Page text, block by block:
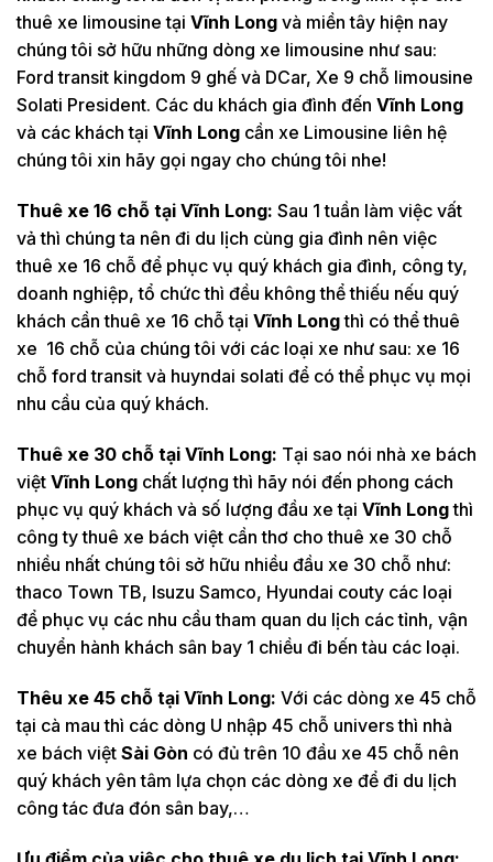
thuê xe limousine tại Vĩnh Long và miền tây hiện nay
chúng tôi sở hữu những dòng xe limousine như sau:
Ford transit kingdom 9 ghế và DCar, Xe 9 chỗ limousine
Solati President. Các du khách gia đình đến Vĩnh Long
và các khách tại Vĩnh Long cần xe Limousine liên hệ
chúng tôi xin hãy gọi ngay cho chúng tôi nhe!
Thuê xe 16 chỗ tại Vĩnh Long: Sau 1 tuần làm việc vất
vả thì chúng ta nên đi du lịch cùng gia đình nên việc
thuê xe 16 chỗ để phục vụ quý khách gia đình, công ty,
doanh nghiệp, tổ chức thì đều không thể thiếu nếu quý
khách cần thuê xe 16 chỗ tại Vĩnh Longthì có thể thuê
xe 16 chỗ của chúng tôi với các loại xe như sau: xe 16
chỗ ford transit và huyndai solati để có thể phục vụ mọi
nhu cầu của quý khách.
Thuê xe 30 chỗ tại Vĩnh Long: Tại sao nói nhà xe bách
việt Vĩnh Long chất lượng thì hãy nói đến phong cách
phục vụ quý khách và số lượng đầu xe tại Vĩnh Longthì
công ty thuê xe bách việt cần thơ cho thuê xe 30 chỗ
nhiều nhất chúng tôi sở hữu nhiều đầu xe 30 chỗ như:
thaco Town TB, Isuzu Samco, Hyundai couty các loại
để phục vụ các nhu cầu tham quan du lịch các tỉnh, vận
chuyển hành khách sân bay 1 chiều đi bến tàu các loại.
Thêu xe 45 chỗ tại Vĩnh Long: Với các dòng xe 45 chỗ
tại cà mau thì các dòng U nhập 45 chỗ univers thì nhà
xe bách việt Sài Gòn có đủ trên 10 đầu xe 45 chỗ nên
quý khách yên tâm lựa chọn các dòng xe để đi du lịch
công tác đưa đón sân bay,…